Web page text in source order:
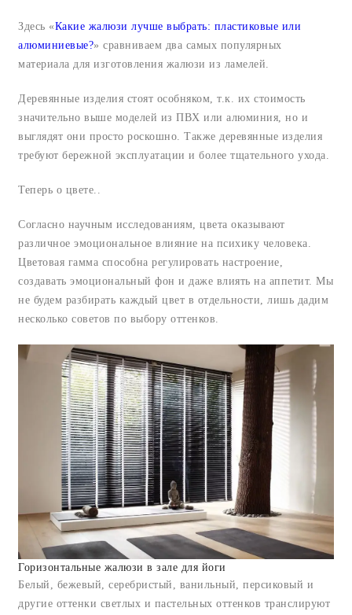
Здесь «Какие жалюзи лучше выбрать: пластиковые или
алюминиевые?» сравниваем два самых популярных
материала для изготовления жалюзи из ламелей.
Деревянные изделия стоят особняком, т.к. их стоимость
значительно выше моделей из ПВХ или алюминия, но и
выглядят они просто роскошно. Также деревянные изделия
требуют бережной эксплуатации и более тщательного ухода.
Теперь о цвете..
Согласно научным исследованиям, цвета оказывают
различное эмоциональное влияние на психику человека.
Цветовая гамма способна регулировать настроение,
создавать эмоциональный фон и даже влиять на аппетит. Мы
не будем разбирать каждый цвет в отдельности, лишь дадим
несколько советов по выбору оттенков.
Горизонтальные жалюзи в зале для йоги
Белый, бежевый, серебристый, ванильный, персиковый и
другие оттенки светлых и пастельных оттенков транслируют